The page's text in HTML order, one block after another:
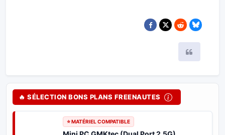
🔥 SÉLECTION BONS PLANS FREENAUTES
⭐ MATÉRIEL COMPATIBLE